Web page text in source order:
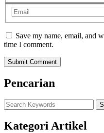
Save my name, email, and
time I comment.
Pencarian
Kategori Artikel